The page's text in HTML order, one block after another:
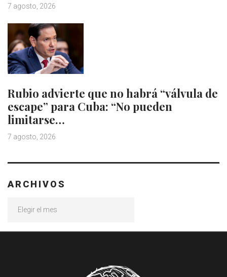
7 agosto, 2026
Rubio advierte que no habrá “válvula de
escape” para Cuba: “No pueden
limitarse…
7 agosto, 2026
ARCHIVOS